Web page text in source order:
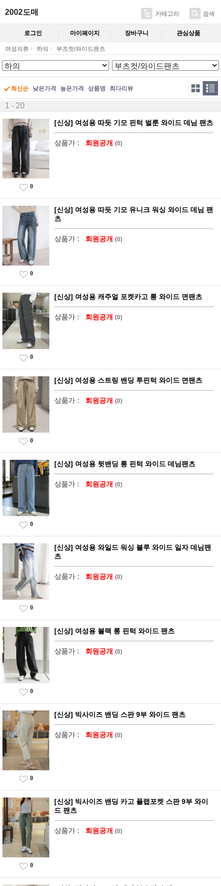
2002도매 카테고리 검색
로그인 마이페이지 장바구니 관심상품
여성의류 하의 부츠컷/와이드팬츠
최신순 낮은가격 높은가격 상품명 최다리뷰
1 - 20
[신상] 여성용 따듯 기모 핀턱 벌룬 와이드 데님 팬츠
상품가 : 회원공개 (0)
0
[신상] 여성용 따듯 기모 유니크 워싱 와이드 데님 팬
츠
상품가 : 회원공개 (0)
0
[신상] 여성용 캐주얼 포켓카고 롱 와이드 면팬츠
상품가 : 회원공개 (0)
0
[신상] 여성용 스트링 밴딩 투핀턱 와이드 면팬츠
상품가 : 회원공개 (0)
0
[신상] 여성용 뒷밴딩 롱 핀턱 와이드 데님팬츠
상품가 : 회원공개 (0)
0
[신상] 여성용 와일드 워싱 블루 와이드 일자 데님팬
츠
상품가 : 회원공개 (0)
0
[신상] 여성용 블랙 롱 핀턱 와이드 팬츠
상품가 : 회원공개 (0)
0
[신상] 빅사이즈 밴딩 스판 9부 와이드 팬츠
상품가 : 회원공개 (0)
0
[신상] 빅사이즈 밴딩 카고 플랩포켓 스판 9부 와이
드 팬츠
상품가 : 회원공개 (0)
0